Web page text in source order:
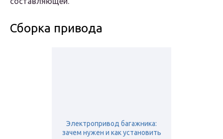
Сборка привода
Электропривод багажника:
зачем нужен и как установить